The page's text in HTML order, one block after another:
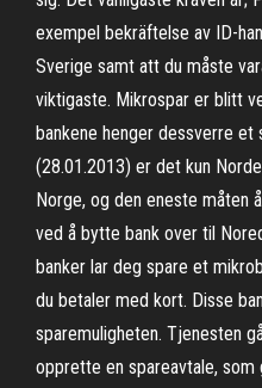
exempel bekräftelse av ID-
Sverige samt att du måste
viktigaste. Mikrospar er blitt
bankene henger dessverre
(28.01.2013) er det kun
Norge, og den eneste måten
ved å bytte bank over til
banker lar deg spare et
du betaler med kort. Disse
sparemuligheten. Tjenesten
opprette en spareavtale,